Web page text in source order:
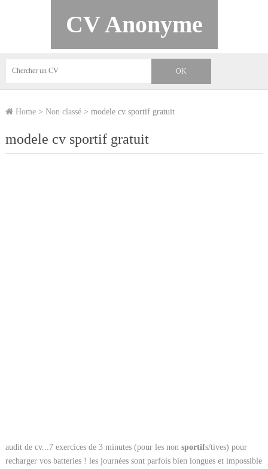
CV Anonyme
Home> Non classé> modele cv sportif gratuit
modele cv sportif gratuit
audit de cv...7 exercices de 3 minutes (pour les non sportifs/tives) pour
recharger vos batteries ! les journées sont parfois bien longues et impossible